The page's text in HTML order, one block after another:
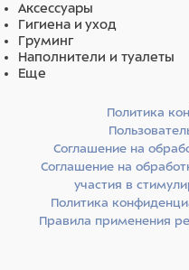
Аксессуары
Гигиена и уход
Груминг
Наполнители и туалеты
Еще
Политика
Соглашение на
Соглашение на
участия в
Политика
Правила применения